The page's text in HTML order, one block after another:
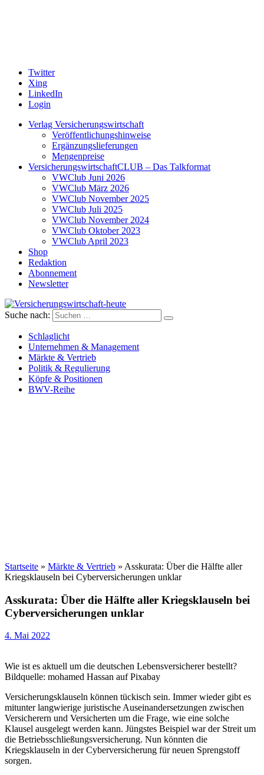
Twitter
Xing
LinkedIn
Login
Verlag Versicherungswirtschaft
Veröffentlichungshinweise
Ergänzungslieferungen
Mengenpreise
VersicherungswirtschaftCLUB – Das Talkformat
VWClub Juni 2026
VWClub März 2026
VWClub November 2025
VWClub Juli 2025
VWClub November 2024
VWClub Oktober 2023
VWClub April 2023
Shop
Redaktion
Abonnement
Newsletter
Versicherungswirtschaft-heute
Suche nach:
Schlaglicht
Unternehmen & Management
Märkte & Vertrieb
Politik & Regulierung
Köpfe & Positionen
BWV-Reihe
Startseite » Märkte & Vertrieb » Asskurata: Über die Hälfte aller
Kriegsklauseln bei Cyberversicherungen unklar
Asskurata: Über die Hälfte aller Kriegsklauseln bei
Cyberversicherungen unklar
4. Mai 2022
Wie ist es aktuell um die deutschen Lebensversicherer bestellt?
Bildquelle: mohamed Hassan auf Pixabay
Versicherungsklauseln können tückisch sein. Immer wieder gibt es
mitunter langwierige juristische Auseinandersetzungen zwischen
Versicherern und Versicherten um die Frage, wie eine solche
Klausel ausgelegt werden kann. Jüngstes Beispiel war der Streit um
die Betriebsschließungsversicherung. Nun könnten die
Kriegsklauseln in der Cyberversicherung für neuen Sprengstoff
sorgen.